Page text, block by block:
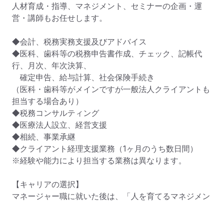
人材育成・指導、マネジメント、セミナーの企画・運
営・講師もお任せします。
◆会計、税務実務支援及びアドバイス
◆医科、歯科等の税務申告書作成、チェック、記帳代
行、月次、年次決算、
確定申告、給与計算、社会保険手続き
（医科・歯科等がメインですが一般法人クライアントも
担当する場合あり）
◆税務コンサルティング
◆医療法人設立、経営支援
◆相続、事業承継
◆クライアント経理支援業務（1ヶ月のうち数日間）
※経験や能力により担当する業務は異なります。
【キャリアの選択】
マネージャー職に就いた後は、「人を育てるマネジメン